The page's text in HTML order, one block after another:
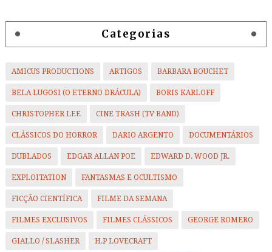
Categorias
AMICUS PRODUCTIONS ARTIGOS BARBARA BOUCHET
BELA LUGOSI (O ETERNO DRÁCULA) BORIS KARLOFF
CHRISTOPHER LEE CINE TRASH (TV BAND)
CLÁSSICOS DO HORROR DARIO ARGENTO DOCUMENTÁRIOS
DUBLADOS EDGAR ALLAN POE EDWARD D. WOOD JR.
EXPLOITATION FANTASMAS E OCULTISMO
FICÇÃO CIENTÍFICA FILME DA SEMANA
FILMES EXCLUSIVOS FILMES CLÁSSICOS GEORGE ROMERO
GIALLO / SLASHER H.P LOVECRAFT